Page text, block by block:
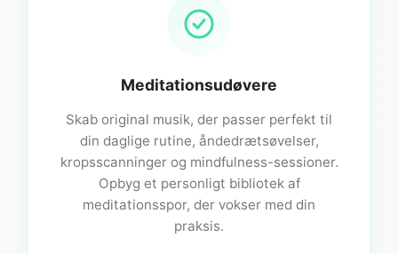
Meditationsudøvere
Skab original musik, der passer perfekt til
din daglige rutine, åndedrætsøvelser,
kropsscanninger og mindfulness-sessioner.
Opbyg et personligt bibliotek af
meditationsspor, der vokser med din
praksis.